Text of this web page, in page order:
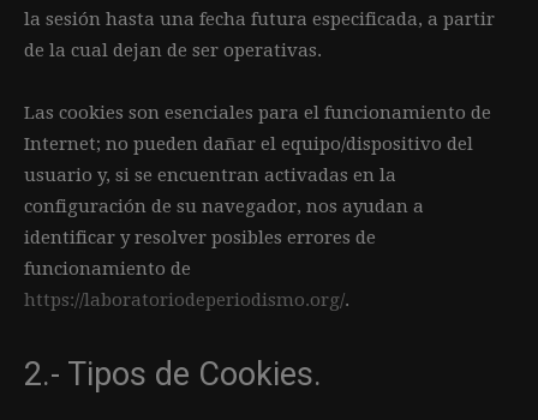
la sesión hasta una fecha futura especificada, a partir
de la cual dejan de ser operativas.
Las cookies son esenciales para el funcionamiento de
Internet; no pueden dañar el equipo/dispositivo del
usuario y, si se encuentran activadas en la
configuración de su navegador, nos ayudan a
identificar y resolver posibles errores de
funcionamiento de
https://laboratoriodeperiodismo.org/.
2.- Tipos de Cookies.